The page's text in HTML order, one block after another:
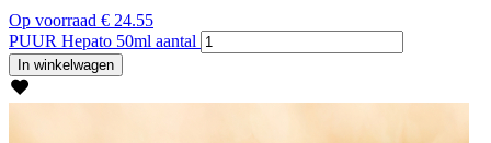
Op voorraad € 24.55
PUUR Hepato 50ml aantal
In winkelwagen